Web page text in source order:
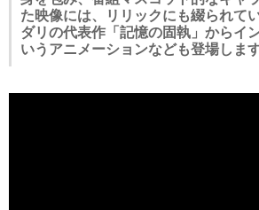
た映像には、リリックにも綴られて
ダリの代表作「記憶の固執」からイ
いうアニメーションなども登場します